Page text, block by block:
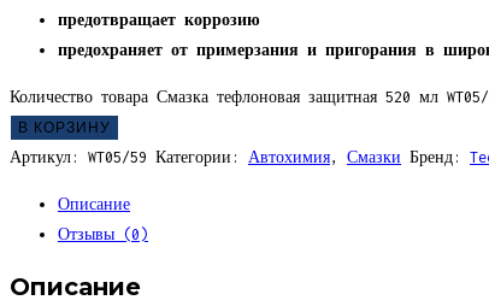
предотвращает коррозию
предохраняет от примерзания и пригорания в
Количество товара Смазка тефлоновая защитная 520 мл
В КОРЗИНУ
Артикул: WT05/59 Категории: Автохимия, Смазки Бренд:
Описание
Отзывы (0)
Описание